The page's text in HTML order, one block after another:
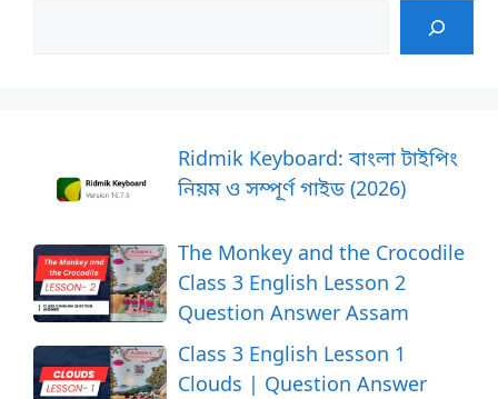
Ridmik Keyboard: বাংলা টাইপিং
নিয়ম ও সম্পূর্ণ গাইড (2026)
The Monkey and the Crocodile
Class 3 English Lesson 2
Question Answer Assam
Class 3 English Lesson 1
Clouds | Question Answer